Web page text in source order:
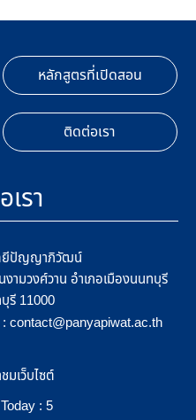
หลักสูตรที่เปิดสอน
ติดต่อเรา
รา
ลยีปัญญาภิวัฒน์
ามวงศ์วาน อำเภอเมืองนนทบุรี
รี 11000
contact@panyapiwat.ac.th
มเว็บไซต์
: 5